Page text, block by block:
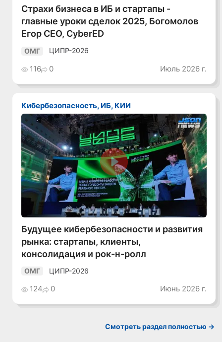
Страхи бизнеса в ИБ и стартапы -
главные уроки сделок 2025, Богомолов
Егор CEO, CyberED
ОМГ ЦИПР-2026
116 0 Июль 2026 г.
Кибербезопасность, ИБ, КИИ
Смотреть видео
Будущее кибербезопасности и развития
рынка: стартапы, клиенты,
консолидация и рок-н-ролл
ОМГ ЦИПР-2026
124 0 Июнь 2026 г.
Смотреть раздел полностью ->